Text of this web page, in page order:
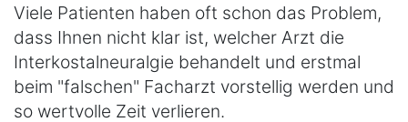
Viele Patienten haben oft schon das Problem,
dass Ihnen nicht klar ist, welcher Arzt die
Interkostalneuralgie behandelt und erstmal
beim "falschen" Facharzt vorstellig werden und
so wertvolle Zeit verlieren.